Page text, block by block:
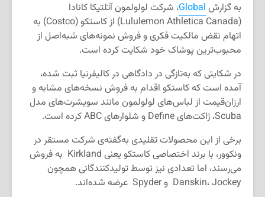
به گزارش Global، شرکت لولولمون آتلتیکا کانادا
(Lululemon Athletica Canada) از کاستکو (Costco) به
اتهام نقض مالکیت فکری و فروش نمونه‌های شبه‌اصل از
محبوب‌ترین پوشاک خود شکایت کرده است.
در شکایتی که به‌تازگی در دادگاهی در کالیفرنیا ثبت شده،
آمده است که کاستکو اقدام به فروش نسخه‌های مشابه و
ارزان‌قیمت از لباس‌های لولولمون مانند سویشرت‌های مدل
Scuba، ژاکت‌های Define و شلوارهای ABC کرده است.
برخی از این محصولات تقلیدی به‌گفته‌ی شرکت مستقر در
ونکوور، با برند اختصاصی کاستکو یعنی Kirkland به فروش
می‌رسند، اما تعدادی نیز توسط تولیدکنندگانی همچون
Danskin، Jockey و Spyder عرضه شده‌اند.